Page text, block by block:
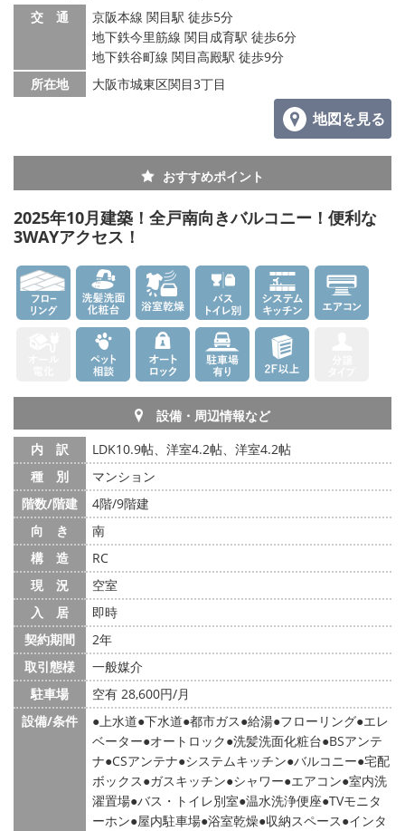
交 通
京阪本線 関目駅 徒歩5分
地下鉄今里筋線 関目成育駅 徒歩6分
地下鉄谷町線 関目高殿駅 徒歩9分
所在地
大阪市城東区関目3丁目
地図を見る
おすすめポイント
2025年10月建築！全戸南向きバルコニー！便利な
3WAYアクセス！
設備・周辺情報など
内 訳
LDK10.9帖、洋室4.2帖、洋室4.2帖
種 別
マンション
階数/階建
4階/9階建
向 き
南
構 造
RC
現 況
空室
入 居
即時
契約期間
2年
取引態様
一般媒介
駐車場
空有 28,600円/月
設備/条件
上水道 下水道 都市ガス 給湯 フローリング エレ
ベーター オートロック 洗髪洗面化粧台 BSアンテ
ナ CSアンテナ システムキッチン バルコニー 宅配
ボックス ガスキッチン シャワー エアコン 室内洗
濯置場 バス・トイレ別室 温水洗浄便座 TVモニタ
ーホン 屋内駐車場 浴室乾燥 収納スペース インタ